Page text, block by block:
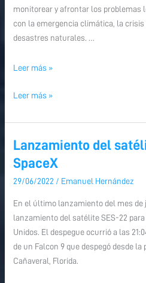
monitorear y afrontar los problemas
con la emergencia climática, la
desastres naturales. …
Leer más »
Leer más »
Lanzamiento del
SpaceX
29/06/2022 / Emanuel Hernández
En el último lanzamiento del mes
lanzamiento del satélite SES-22
Unidos. El despegue ocurrió a las
de un Falcon 9 que despegó desde la
Cañaveral, Florida.
Lanzamiento
del
satélite
SES-
22
por
SpaceX
Lanzamiento
del
satélite
SES-
22
por
SpaceX